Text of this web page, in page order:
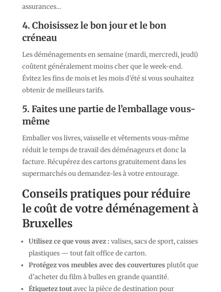
assurances…
4. Choisissez le bon jour et le bon
créneau
Les déménagements en semaine (mardi, mercredi, jeudi)
coûtent généralement moins cher que le week-end.
Évitez les fins de mois et les mois d’été si vous souhaitez
obtenir de meilleurs tarifs.
5. Faites une partie de l’emballage vous-
même
Emballer vos livres, vaisselle et vêtements vous-même
réduit le temps de travail des déménageurs et donc la
facture. Récupérez des cartons gratuitement dans les
supermarchés ou demandez-les à votre entourage.
Conseils pratiques pour réduire
le coût de votre déménagement à
Bruxelles
Utilisez ce que vous avez : valises, sacs de sport, caisses
plastiques — tout fait office de carton.
Protégez vos meubles avec des couvertures plutôt que
d’acheter du film à bulles en grande quantité.
Étiquetez toutavec la pièce de destination pour